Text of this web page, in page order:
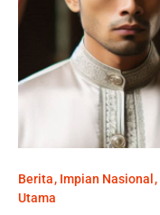
Berita Impian Nasional
Utama